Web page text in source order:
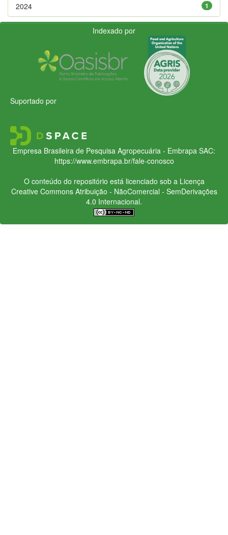
1
2024
Indexado por
Suportado por
Empresa Brasileira de Pesquisa Agropecuária - Embrapa SAC:
https://www.embrapa.br/fale-conosco
O conteúdo do repositório está licenciado sob a Licença
Creative CommonsAtribuição - NãoComercial - SemDerivações
4.0 Internacional.